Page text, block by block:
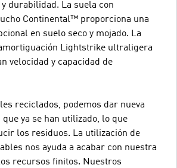
durabilidad. La suela con
Continental™ proporciona una
en suelo seco y mojado. La
Lightstrike ultraligera
velocidad y capacidad de
reciclados, podemos dar nueva
ya se han utilizado, lo que
los residuos. La utilización de
nos ayuda a acabar con nuestra
recursos finitos. Nuestros